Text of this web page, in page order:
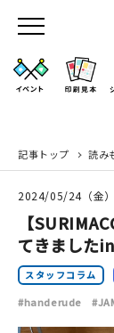
JAMのこと
お店/ワークスペ
記事トップ 読み
2024/05/24（金）
【
てきました
スタッフコラム
#handerude